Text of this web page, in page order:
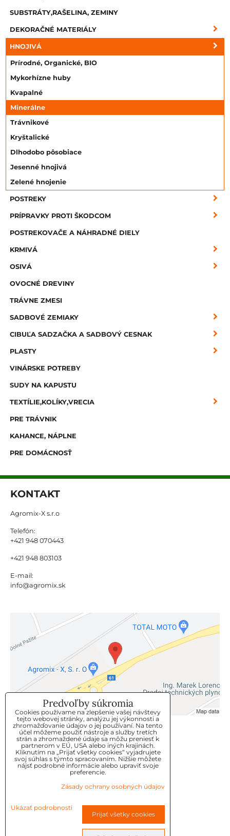
SUBSTRÁTY,RAŠELINA, ZEMINY
DEKORAČNÉ MATERIÁLY
HNOJIVÁ
Prírodné, Organické, BIO
Mykorhízne huby
Kvapalné
Minerálne
Trávnikové
Kryštalické
Dlhodobo pôsobiace
Jesenné hnojivá
Zelené hnojenie
POSTREKY
PRÍPRAVKY PROTI ŠKODCOM
POSTREKOVAČE A NÁHRADNÉ DIELY
KRMIVÁ
OSIVÁ
OVOCNÉ DREVINY
TRÁVNE ZMESI
SADBOVÉ ZEMIAKY
CIBUĽA SADZAČKA A SADBOVÝ CESNAK
PLASTY
VINÁRSKE POTREBY
SUDY NA KAPUSTU
TEXTÍLIE,KOLÍKY,VRECIA
PRE TRÁVNIK
KAHANCE, NÁPLNE
PRE DOMÁCNOSŤ
KONTAKT
Agromix-X s.r.o
Telefón:
+421 948 070443
+421 948 803103
E-mail:
info@agromix.sk
KLIENTSKÝ SERVIS
GDPR
KONTAKT
OBJEDNÁVKY
OBCHODNE-PODMIENKY
REKLAMAČNÉ PODMIENKY
Predvoľby súkromia
Cookies používame na zlepšenie vašej návštevy
tejto webovej stránky, analýzu jej výkonnosti a
zhromažďovanie údajov o jej používaní. Na tento
účel môžeme použiť nástroje a služby tretích
strán a zhromaždené údaje sa môžu preniesť k
partnerom v EÚ, USA alebo iných krajinách.
Kliknutím na „Prijať všetky cookies“ vyjadrujete
svoj súhlas s týmto spracovaním. Nižšie môžete
nájsť podrobné informácie alebo upraviť svoje
preferencie.
Zásady ochrany osobných údajov
Ukázať podrobnosti
Prijať všetky cookies